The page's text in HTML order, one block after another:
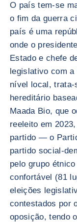
O país tem-se
o fim da guerra
país é uma
onde o
Estado e chefe
legislativo com a
nível local, trata-
hereditário
Maada Bio, que
reeleito em
partido — o
partido social-
pelo grupo
confortável (81
eleições
contestados por
oposição, tendo